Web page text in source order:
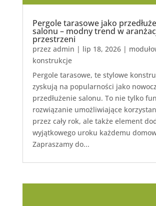
Pergole tarasowe jako
salonu – modny trend w
przestrzeni
przez admin | lip 18, 2026|
konstrukcje
Pergole tarasowe, te stylowe
zyskują na popularności jako
przedłużenie salonu. To nie tylko
rozwiązanie umożliwiające
przez cały rok, ale także element
wyjątkowego uroku każdemu
Zapraszamy do...